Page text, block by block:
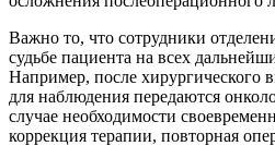
Важно то, что сотрудники
судьбе пациента на всех
Например, после хирургического
для наблюдения передаются
случае необходимости
коррекция терапии, повторная